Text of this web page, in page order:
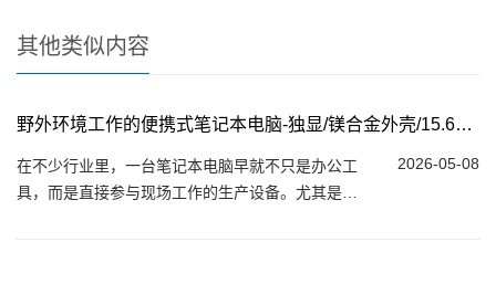
其他类似内容
野外环境工作的便携式笔记本电脑-独显/镁合金外壳/15.6英寸
2026-05-08
在不少行业里，一台笔记本电脑早就不只是办公工
具，而是直接参与现场工作的生产设备。尤其是在
见，普通消费级笔记本很难长期扛住。在这样...